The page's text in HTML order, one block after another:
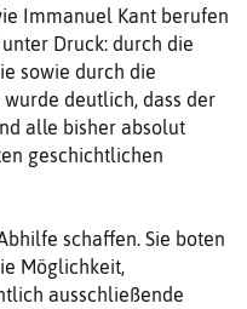
Immanuel Kant berufen
Druck: durch die
sowie durch die
wurde deutlich, dass der
alle bisher absolut
geschichtlichen
schaffen. Sie boten
Möglichkeit,
ausschließende